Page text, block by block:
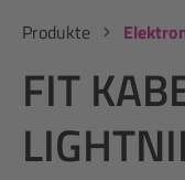
Produkte
FIT